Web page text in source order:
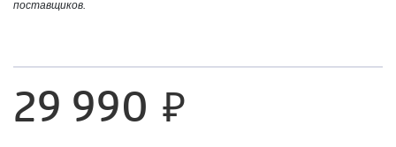
поставщиков.
29 990